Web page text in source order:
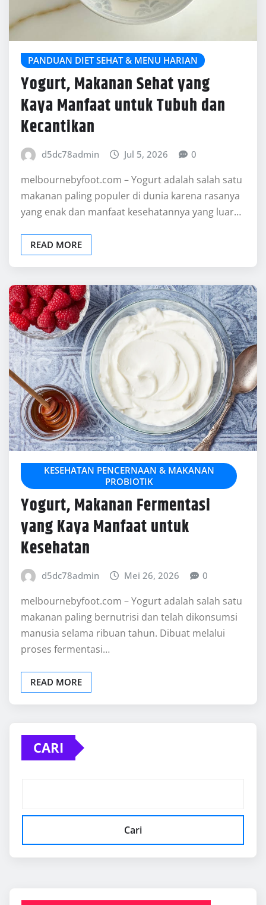
PANDUAN DIET SEHAT & MENU HARIAN
Yogurt, Makanan Sehat yang
Kaya Manfaat untuk Tubuh dan
Kecantikan
d5dc78admin Jul 5, 2026 0
melbournebyfoot.com – Yogurt adalah salah satu
makanan paling populer di dunia karena rasanya
yang enak dan manfaat kesehatannya yang luar…
READ MORE
KESEHATAN PENCERNAAN & MAKANAN
PROBIOTIK
Yogurt, Makanan Fermentasi
yang Kaya Manfaat untuk
Kesehatan
d5dc78admin Mei 26, 2026 0
melbournebyfoot.com – Yogurt adalah salah satu
makanan paling bernutrisi dan telah dikonsumsi
manusia selama ribuan tahun. Dibuat melalui
proses fermentasi…
READ MORE
CARI
Cari